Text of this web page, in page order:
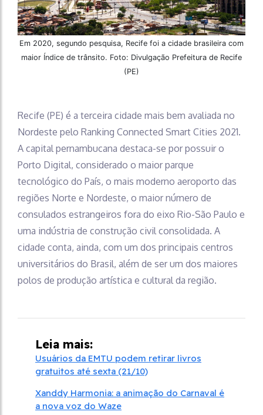
Em 2020, segundo pesquisa, Recife foi a cidade brasileira com
maior Índice de trânsito. Foto: Divulgação Prefeitura de Recife
(PE)
Recife (PE) é a terceira cidade mais bem avaliada no
Nordeste pelo Ranking Connected Smart Cities 2021.
A capital pernambucana destaca-se por possuir o
Porto Digital, considerado o maior parque
tecnológico do País, o mais moderno aeroporto das
regiões Norte e Nordeste, o maior número de
consulados estrangeiros fora do eixo Rio-São Paulo e
uma indústria de construção civil consolidada. A
cidade conta, ainda, com um dos principais centros
universitários do Brasil, além de ser um dos maiores
polos de produção artística e cultural da região.
Leia mais:
Usuários da EMTU podem retirar livros
gratuitos até sexta (21/10)
Xanddy Harmonia: a animação do Carnaval é
a nova voz do Waze